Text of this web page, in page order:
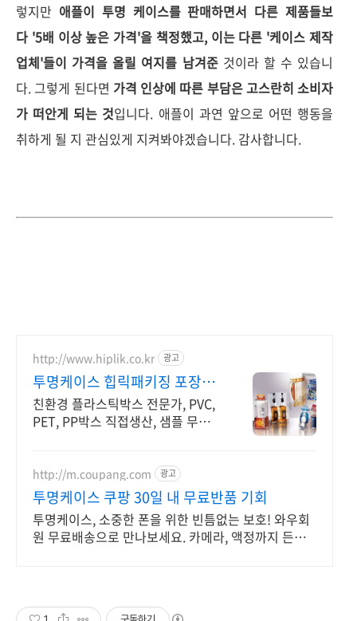
렇지만 애플이 투명 케이스를 판매하면서 다른 제품들보
다 '5배 이상 높은 가격'을 책정했고, 이는 다른 '케이스 제작
업체'들이 가격을 올릴 여지를 남겨준것이라 할 수 있습니
다. 그렇게 된다면 가격 인상에 따른 부담은 고스란히 소비자
가 떠안게 되는 것입니다. 애플이 과연 앞으로 어떤 행동을
취하게 될 지 관심있게 지켜봐야겠습니다. 감사합니다.
http://www.hiplik.co.kr 광고
투명케이스 힙릭패키징 포장투
명케이스 제조 40년
친환경 플라스틱박스 전문가, PVC,
PET, PP박스 직접생산, 샘플 무료
http://m.coupang.com 광고
투명케이스 쿠팡 30일 내 무료반품 기회
투명케이스, 소중한 폰을 위한 빈틈없는 보호! 와우회
원 무료배송으로 만나보세요. 카메라, 액정까지 든든